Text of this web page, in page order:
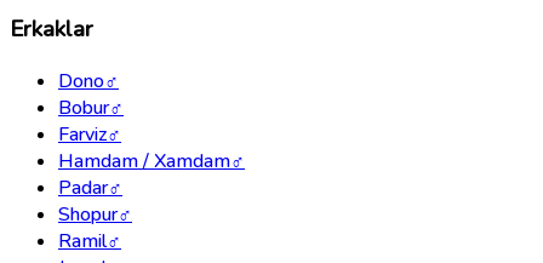
Erkaklar
Dono♂
Bobur♂
Farviz♂
Hamdam / Xamdam♂
Padar♂
Shopur♂
Ramil♂